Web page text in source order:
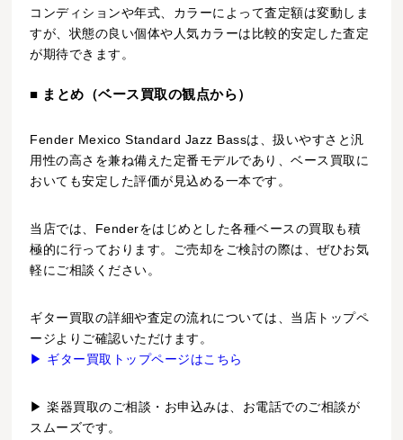
コンディションや年式、カラーによって査定額は変動しま
すが、状態の良い個体や人気カラーは比較的安定した査定
が期待できます。
■ まとめ（ベース買取の観点から）
Fender Mexico Standard Jazz Bassは、扱いやすさと汎
用性の高さを兼ね備えた定番モデルであり、ベース買取に
おいても安定した評価が見込める一本です。
当店では、Fenderをはじめとした各種ベースの買取も積
極的に行っております。ご売却をご検討の際は、ぜひお気
軽にご相談ください。
ギター買取の詳細や査定の流れについては、当店トップペ
ージよりご確認いただけます。
▶ ギター買取トップページはこちら
▶ 楽器買取のご相談・お申込みは、お電話でのご相談が
スムーズです。